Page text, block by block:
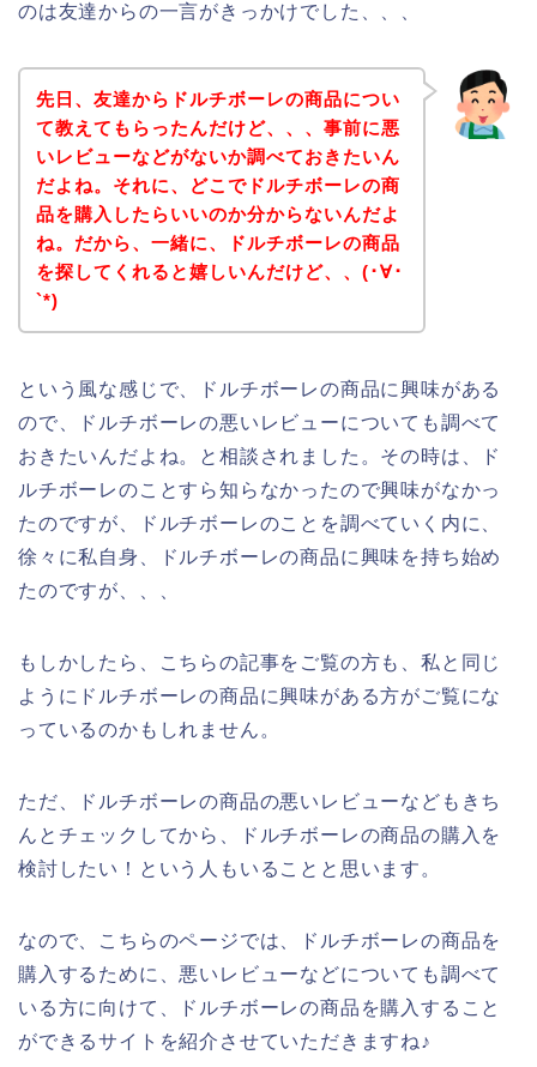
のは友達からの一言がきっかけでした、、、
先日、友達からドルチボーレの商品につい
て教えてもらったんだけど、、、事前に悪
いレビューなどがないか調べておきたいん
だよね。それに、どこでドルチボーレの商
品を購入したらいいのか分からないんだよ
ね。だから、一緒に、ドルチボーレの商品
を探してくれると嬉しいんだけど、、(･∀･
`*)
という風な感じで、ドルチボーレの商品に興味がある
ので、ドルチボーレの悪いレビューについても調べて
おきたいんだよね。と相談されました。その時は、ド
ルチボーレのことすら知らなかったので興味がなかっ
たのですが、ドルチボーレのことを調べていく内に、
徐々に私自身、ドルチボーレの商品に興味を持ち始め
たのですが、、、
もしかしたら、こちらの記事をご覧の方も、私と同じ
ようにドルチボーレの商品に興味がある方がご覧にな
っているのかもしれません。
ただ、ドルチボーレの商品の悪いレビューなどもきち
んとチェックしてから、ドルチボーレの商品の購入を
検討したい！という人もいることと思います。
なので、こちらのページでは、ドルチボーレの商品を
購入するために、悪いレビューなどについても調べて
いる方に向けて、ドルチボーレの商品を購入すること
ができるサイトを紹介させていただきますね♪